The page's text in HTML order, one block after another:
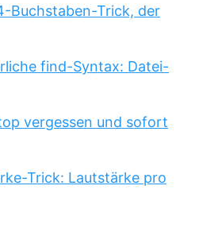
Buchstaben-Trick, der
find-Syntax: Datei-
vergessen und sofort
Trick: Lautstärke pro